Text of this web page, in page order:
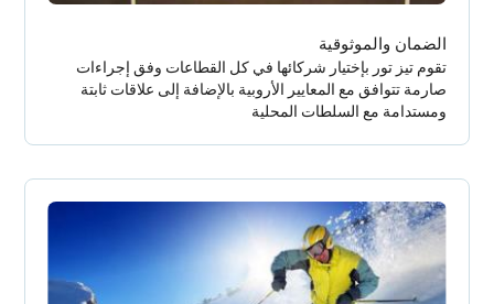
الضمان والموثوقية
تقوم تيز تور بإختيار شركائها في كل القطاعات وفق إجراءات
صارمة تتوافق مع المعايير الأروبية بالإضافة إلى علاقات ثابتة
ومستدامة مع السلطات المحلية